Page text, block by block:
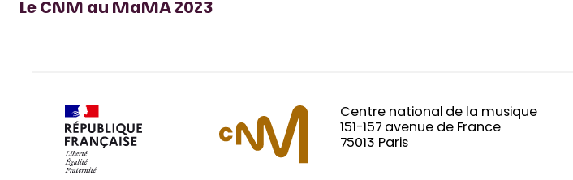
Le CNM au MaMA 2023
Centre national de la musique
151-157 avenue de France
75013 Paris